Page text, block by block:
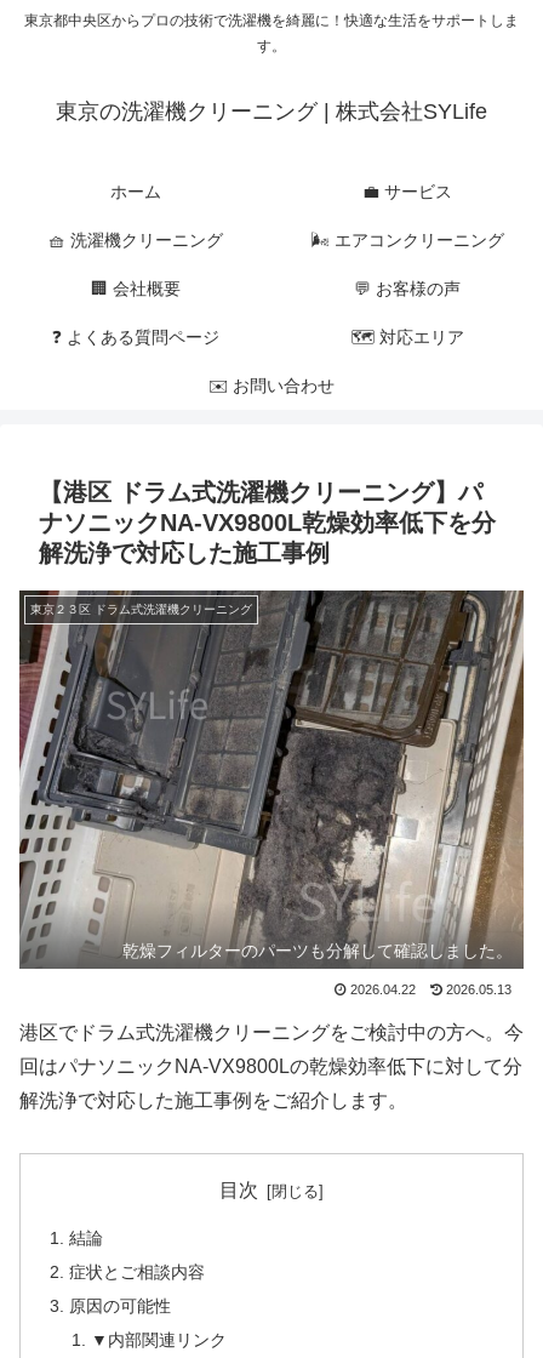
東京都中央区からプロの技術で洗濯機を綺麗に！快適な生活をサポートしま
す。
東京の洗濯機クリーニング | 株式会社SYLife
ホーム 💼 サービス
🧺 洗濯機クリーニング 🌬 エアコンクリーニング
🏢 会社概要 💬 お客様の声
❓ よくある質問ページ 🗺 対応エリア
✉️ お問い合わせ
【港区 ドラム式洗濯機クリーニング】パ
ナソニックNA-VX9800L乾燥効率低下を分
解洗浄で対応した施工事例
東京２３区 ドラム式洗濯機クリーニング
乾燥フィルターのパーツも分解して確認しました。
2026.04.22 2026.05.13
港区でドラム式洗濯機クリーニングをご検討中の方へ。今
回はパナソニックNA-VX9800Lの乾燥効率低下に対して分
解洗浄で対応した施工事例をご紹介します。
目次
結論
症状とご相談内容
原因の可能性
▼内部関連リンク